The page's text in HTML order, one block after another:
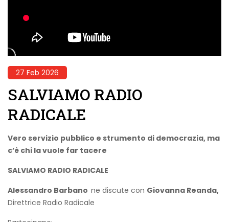
27 Feb 2026
SALVIAMO RADIO
RADICALE
Vero servizio pubblico e strumento di democrazia, ma
c’è chi la vuole far tacere
SALVIAMO RADIO RADICALE
Alessandro Barbano ne discute con Giovanna Reanda,
Direttrice Radio Radicale